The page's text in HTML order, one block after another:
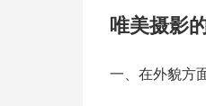
唯美摄影
一、在外貌方